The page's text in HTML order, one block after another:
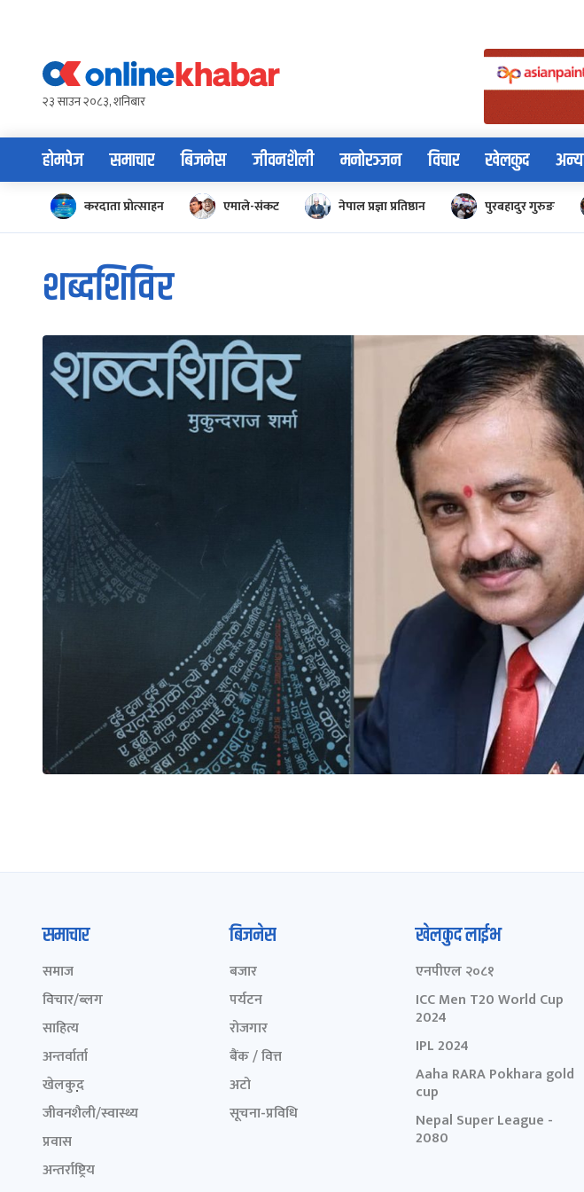
content२३ साउन २०८३, शनिबार
होमपेज समाचार बिजनेस जीवनशैली मनोरञ्जन विचार खेलकुद अन्य
करदाता प्रोत्साहन एमाले-संकट नेपाल प्रज्ञा प्रतिष्ठान पुरबहादुर गुरुङ
शब्दशिविर
समाचार
समाज
विचार/ब्लग
साहित्य
अन्तर्वार्ता
खेलकुद़़
जीवनशैली/स्वास्थ्य
प्रवास
अन्तर्राष्ट्रिय
बिजनेस
बजार
पर्यटन
रोजगार
बैंक / वित्त
अटो
सूचना-प्रविधि
खेलकुद लाईभ
एनपीएल २०८१
ICC Men T20 World Cup
2024
IPL 2024
Aaha RARA Pokhara gold
cup
Nepal Super League -
2080